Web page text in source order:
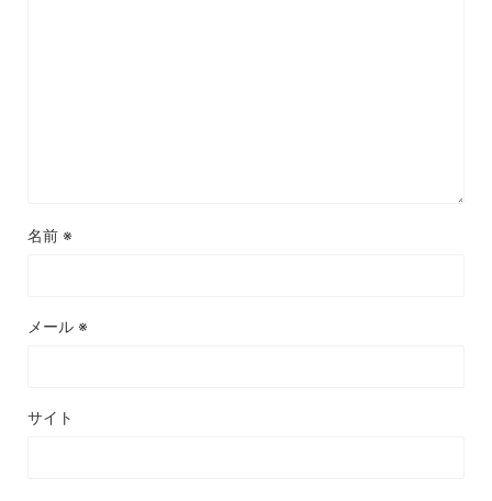
名前 ※
メール ※
サイト